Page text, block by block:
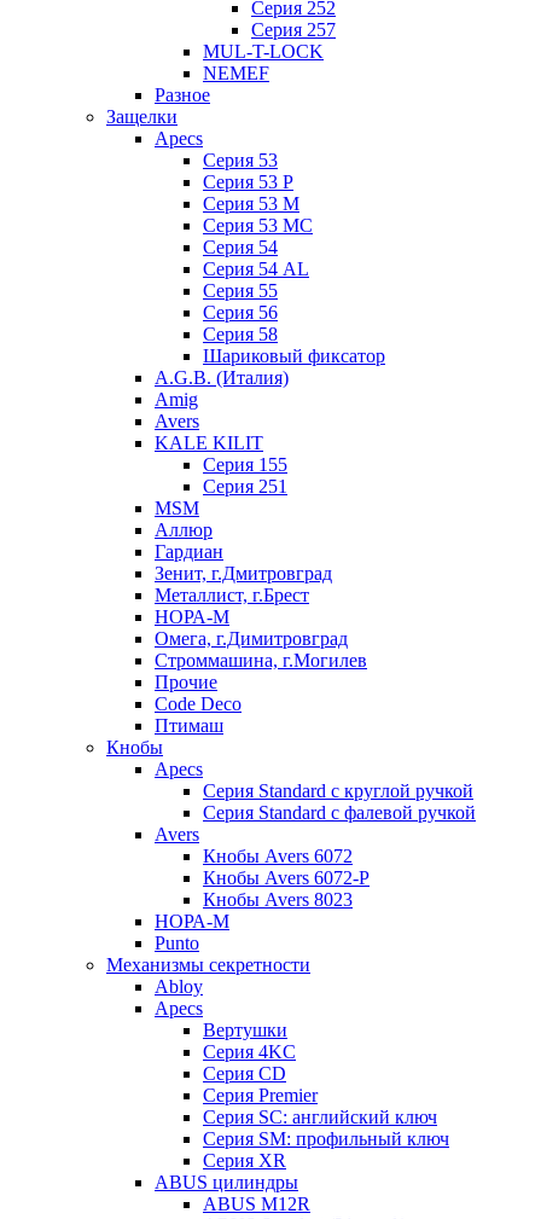
Серия 252
Серия 257
MUL-T-LOCK
NEMEF
Разное
Защелки
Apecs
Серия 53
Серия 53 P
Серия 53 М
Серия 53 МC
Серия 54
Серия 54 AL
Серия 55
Серия 56
Серия 58
Шариковый фиксатор
A.G.B. (Италия)
Amig
Avers
KALE KILIT
Серия 155
Серия 251
MSM
Аллюр
Гардиан
Зенит, г.Дмитровград
Металлист, г.Брест
НОРА-М
Омега, г.Димитровград
Строммашина, г.Могилев
Прочие
Code Deco
Птимаш
Кнобы
Apecs
Серия Standard с круглой ручкой
Серия Standard с фалевой ручкой
Avers
Кнобы Avers 6072
Кнобы Avers 6072-P
Кнобы Avers 8023
НОРА-М
Punto
Механизмы секретности
Abloy
Apecs
Вертушки
Серия 4KC
Серия CD
Серия Premier
Серия SC: английский ключ
Серия SM: профильный ключ
Серия XR
ABUS цилиндры
ABUS M12R